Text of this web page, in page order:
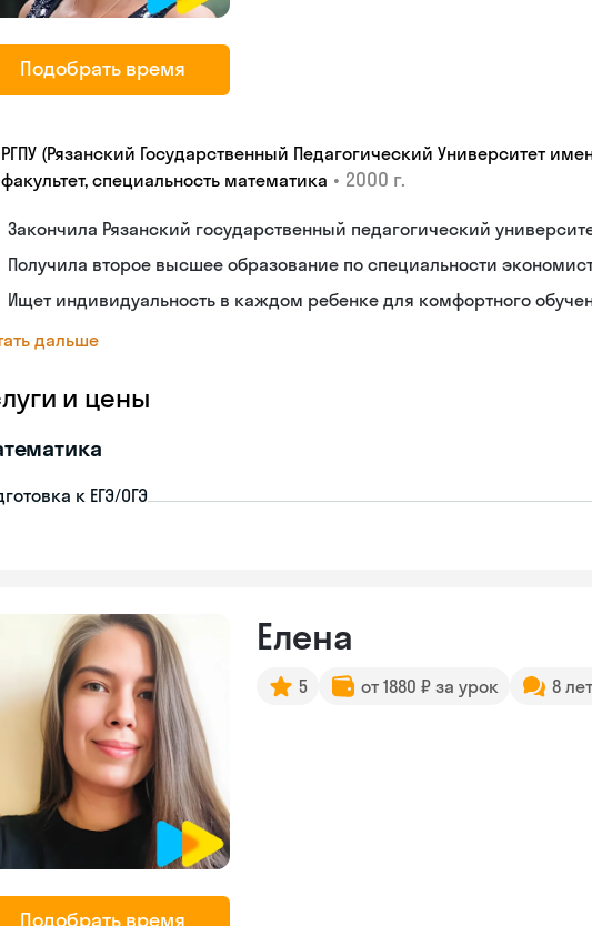
Подобрать время
РГПУ (Рязанский Государственный Педагогический Университет
факультет, специальность математика • 2000 г.
Закончилa Рязанский государственный педагогический
Получила второе высшее образование по специальности
Ищет индивидуальность в каждом ребенке для комфортного
дальше
и цены
к ЕГЭ/ОГЭ
Подобрать время
Елена
5 от 1880 ₽ за урок 8